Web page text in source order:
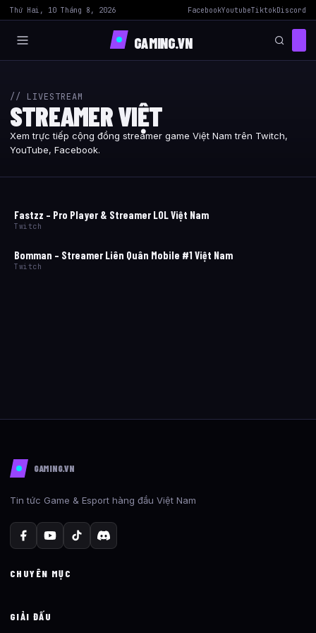
Thứ Hai, 10 Tháng 8, 2026 FacebookYoutubeTiktokDiscord
GAMING.VN
// LIVESTREAM
STREAMER VIỆT
Xem trực tiếp cộng đồng streamer game Việt Nam trên Twitch,
YouTube, Facebook.
Fastzz – Pro Player & Streamer LOL Việt Nam
Twitch
Bomman – Streamer Liên Quân Mobile #1 Việt Nam
Twitch
GAMING.VN
Tin tức Game & Esport hàng đầu Việt Nam
CHUYÊN MỤC
GIẢI ĐẤU